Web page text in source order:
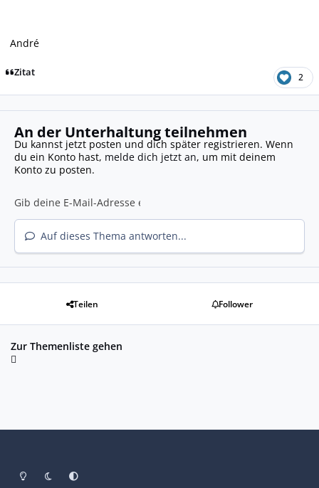
André
Zitat 2
An der Unterhaltung teilnehmen
Du kannst jetzt posten und dich später registrieren. Wenn
du ein Konto hast, melde dich jetzt an, um mit deinem
Konto zu posten.
Auf dieses Thema antworten...
Teilen Follower
Zur Themenliste gehen
Heller ModusDunkler Modus
Systemeinstellung